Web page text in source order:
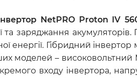
NetPRO Proton IV
та заряджання
енергії. Гібридний
моделей –
входу інвертора,